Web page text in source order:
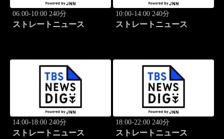
06:00-10:00 240分
ストレートニュース
10:00-14:00 240分
ストレートニュース
14:00-18:00 240分
ストレートニュース
18:00-22:00 240分
ストレートニュース